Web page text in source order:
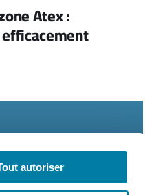
autoriser
Atex :